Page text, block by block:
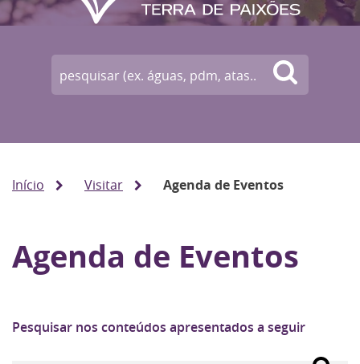
Início Visitar Agenda de Eventos
Agenda de Eventos
Pesquisar nos conteúdos apresentados a seguir